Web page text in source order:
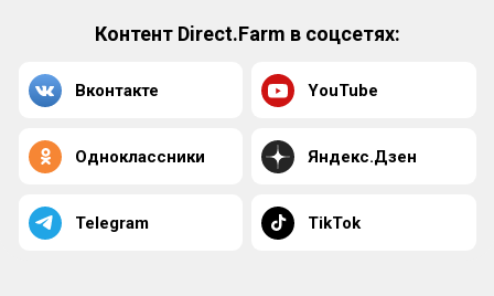
Контент Direct.Farm в соцсетях:
Вконтакте YouTube
Одноклассники Яндекс.Дзен
Telegram TikTok